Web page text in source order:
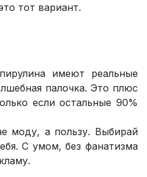
тот вариант.
имеют реальные
палочка. Это плюс
если остальные 90%
моду, а пользу. Выбирай
С умом, без фанатизма